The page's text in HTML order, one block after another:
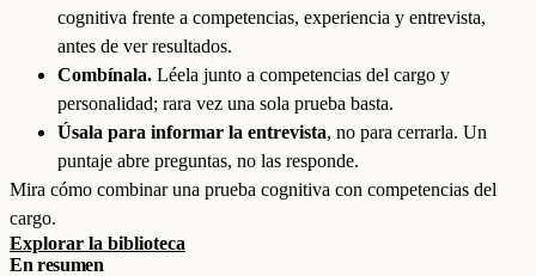
cognitiva frente a competencias, experiencia y entrevista,
antes de ver resultados.
Combínala. Léela junto a competencias del cargo y
personalidad; rara vez una sola prueba basta.
Úsala para informar la entrevista, no para cerrarla. Un
puntaje abre preguntas, no las responde.
Mira cómo combinar una prueba cognitiva con competencias del
cargo.
Explorar la biblioteca
En resumen